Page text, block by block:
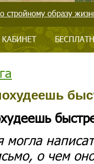
стройному образу
могла
о чем